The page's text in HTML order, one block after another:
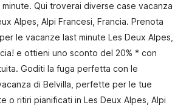
Qui troverai diverse case vacanza
Alpes, Alpi Francesi, Francia. Prenota
le vacanze last minute Les Deux Alpes,
e ottieni uno sconto del 20% * con
Goditi la fuga perfetta con le
di Belvilla, perfette per le tue
o ritiri pianificati in Les Deux Alpes, Alpi